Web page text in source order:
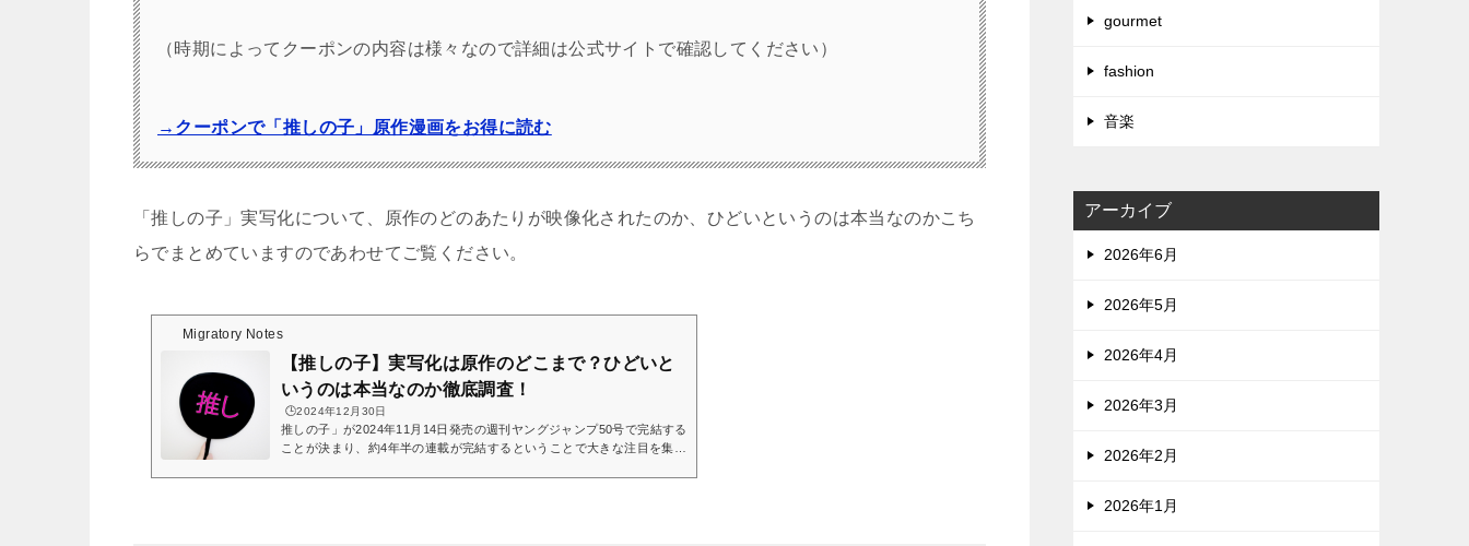
（時期によってクーポンの内容は様々なので詳細は公式サイトで確認してください）
→クーポンで「推しの子」原作漫画をお得に読む
「推しの子」実写化について、原作のどのあたりが映像化されたのか、ひどいというのは本当なのかこち
らでまとめていますのであわせてご覧ください。
Migratory Notes
【推しの子】実写化は原作のどこまで？ひどいと
いうのは本当なのか徹底調査！
🕒️2024年12月30日
推しの子」が2024年11月14日発売の週刊ヤングジャンプ50号で完結する
ことが決まり、約4年半の連載が完結するということで大きな注目を集め
gourmet
fashion
音楽
アーカイブ
2026年6月
2026年5月
2026年4月
2026年3月
2026年2月
2026年1月